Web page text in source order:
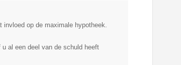
op de maximale hypotheek.
al een deel van de schuld heeft